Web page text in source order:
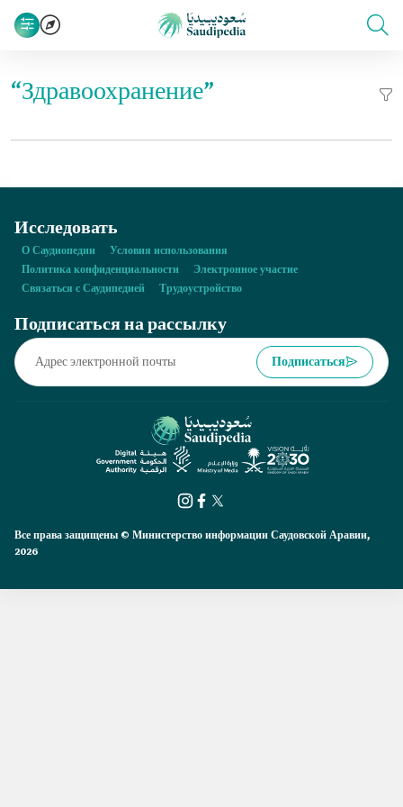
“Здравоохранение”
Исследовать
О Саудиопедии
Условия использования
Политика конфиденциальности
Электронное участие
Связаться с Саудипедией
Трудоустройство
Подписаться на рассылку
Подписаться
Все права защищены © Министерство информации Саудовской Аравии,
2026